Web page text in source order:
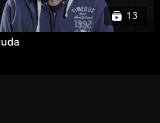
13